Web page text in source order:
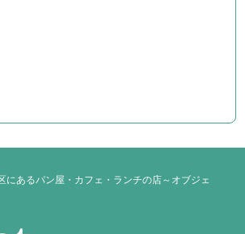
にあるパン屋・カフェ・ランチの店～オブジェ